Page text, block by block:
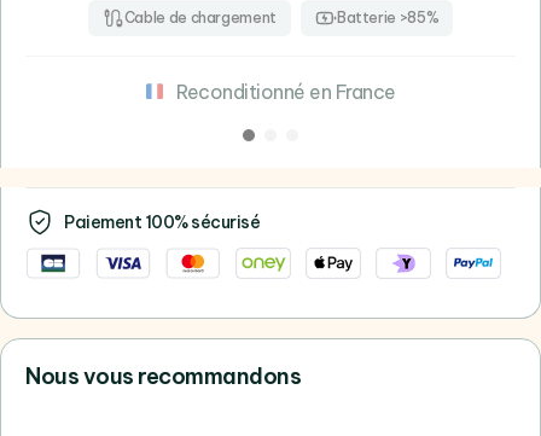
Cable de chargement Batterie >85%
Reconditionné en France
Paiement 100% sécurisé
Nous vous recommandons